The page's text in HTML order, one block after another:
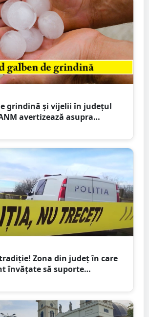
grindină și vijelii în județul
avertizează asupra
Zona din județ în care
învățate să suporte